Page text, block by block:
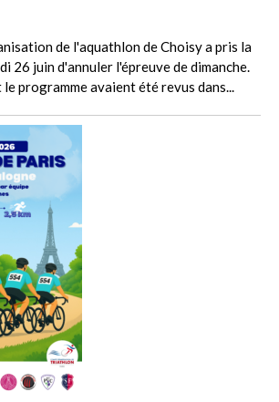
de l'aquathlon de Choisy a pris la
26 juin d'annuler l'épreuve de dimanche.
programme avaient été revus dans...